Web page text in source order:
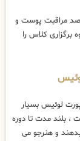
صد مراقبت پوست و
برگزاری کلاس را
لوئیس بسیار
، بلند مدت تا دوره
و هنرجو می